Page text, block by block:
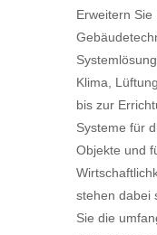
Erweitern
Klima,
bis zur
Systeme für
Objekte und
stehen dabei
Sie die